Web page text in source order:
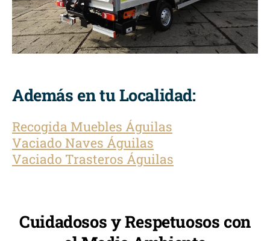
Además en tu Localidad:
Recogida Muebles Águilas
Vaciado Naves Águilas
Vaciado Trasteros Águilas
Cuidadosos y Respetuosos con